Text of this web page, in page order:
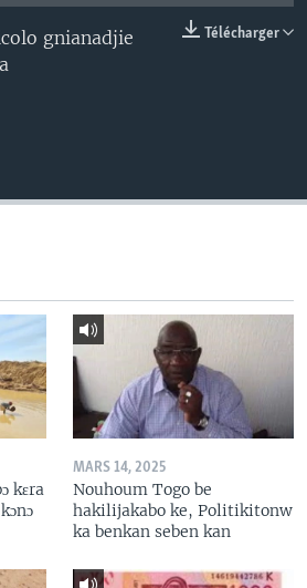
Télécharger
gnianadjie
kɛra
MARS 14, 2025
Nouhoum Togo be
hakilijakabo ke, Politikitonw
ka benkan seben kan